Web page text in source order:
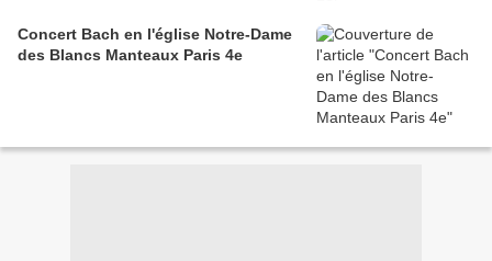
Concert Bach en l'église Notre-Dame
des Blancs Manteaux Paris 4e